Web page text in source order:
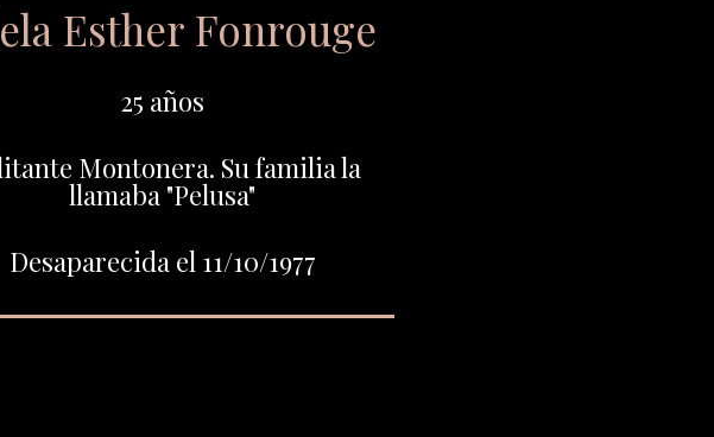
Esther Fonrouge
25 años
Montonera. Su familia la
llamaba "Pelusa"
Desaparecida el 11/10/1977